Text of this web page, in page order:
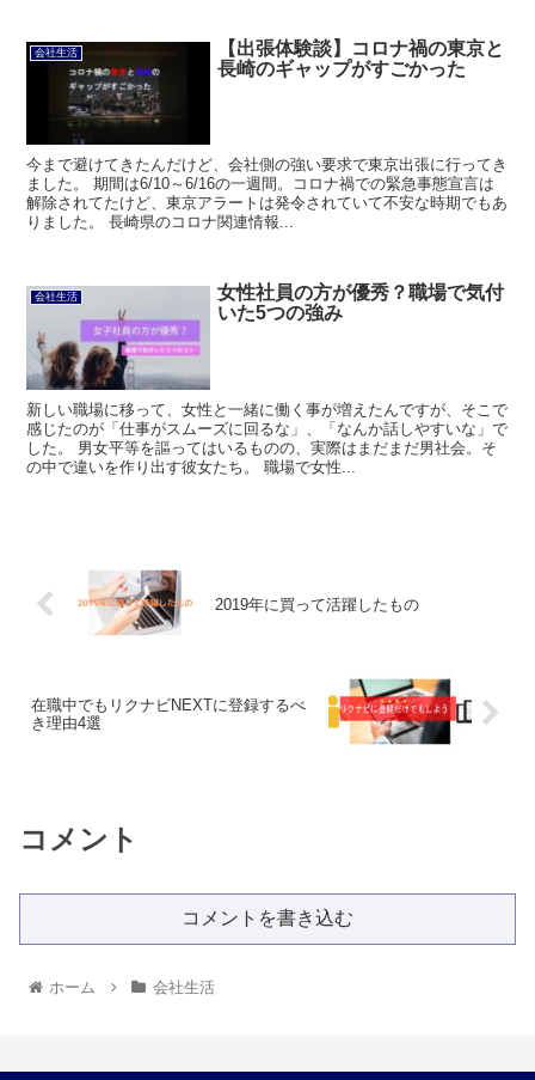
会社生活
【出張体験談】コロナ禍の東京と
長崎のギャップがすごかった
今まで避けてきたんだけど、会社側の強い要求で東京出張に行ってき
ました。 期間は6/10～6/16の一週間。コロナ禍での緊急事態宣言は
解除されてたけど、東京アラートは発令されていて不安な時期でもあ
りました。 長崎県のコロナ関連情報...
会社生活
女性社員の方が優秀？職場で気付
いた5つの強み
新しい職場に移って、女性と一緒に働く事が増えたんですが、そこで
感じたのが「仕事がスムーズに回るな」、「なんか話しやすいな」で
した。 男女平等を謳ってはいるものの、実際はまだまだ男社会。そ
の中で違いを作り出す彼女たち。 職場で女性...
2019年に買って活躍したもの
在職中でもリクナビNEXTに登録するべ
き理由4選
コメント
コメントを書き込む
ホーム 会社生活